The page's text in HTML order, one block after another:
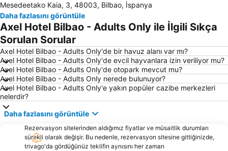
San Mames Stadı Bilbao
Club Deportivo Hípìco Los Amigos del Caballo
San Juan de Gaztelugatxe
Mesedeetako Kaia, 3, 48003, Bilbao, İspanya
Daha fazlasını görüntüle
Axel Hotel Bilbao - Adults Only ile İlgili Sıkça
Sorulan Sorular
Axel Hotel Bilbao - Adults Only'de bir havuz alanı var mı?
Axel Hotel Bilbao - Adults Only'de evcil hayvanlara izin veriliyor mu?
Axel Hotel Bilbao - Adults Only'de otopark mevcut mu?
Axel Hotel Bilbao - Adults Only nerede bulunuyor?
Axel Hotel Bilbao - Adults Only'e yakın popüler cazibe merkezleri
nelerdir?
Daha fazlasını görüntüle
Rezervasyon sitelerinden aldığımız fiyatlar ve müsaitlik durumları
sürekli olarak değişir. Bu nedenle, rezervasyon sitesine gittiğinizde,
trivago'da gördüğünüz teklifin aynısını her zaman